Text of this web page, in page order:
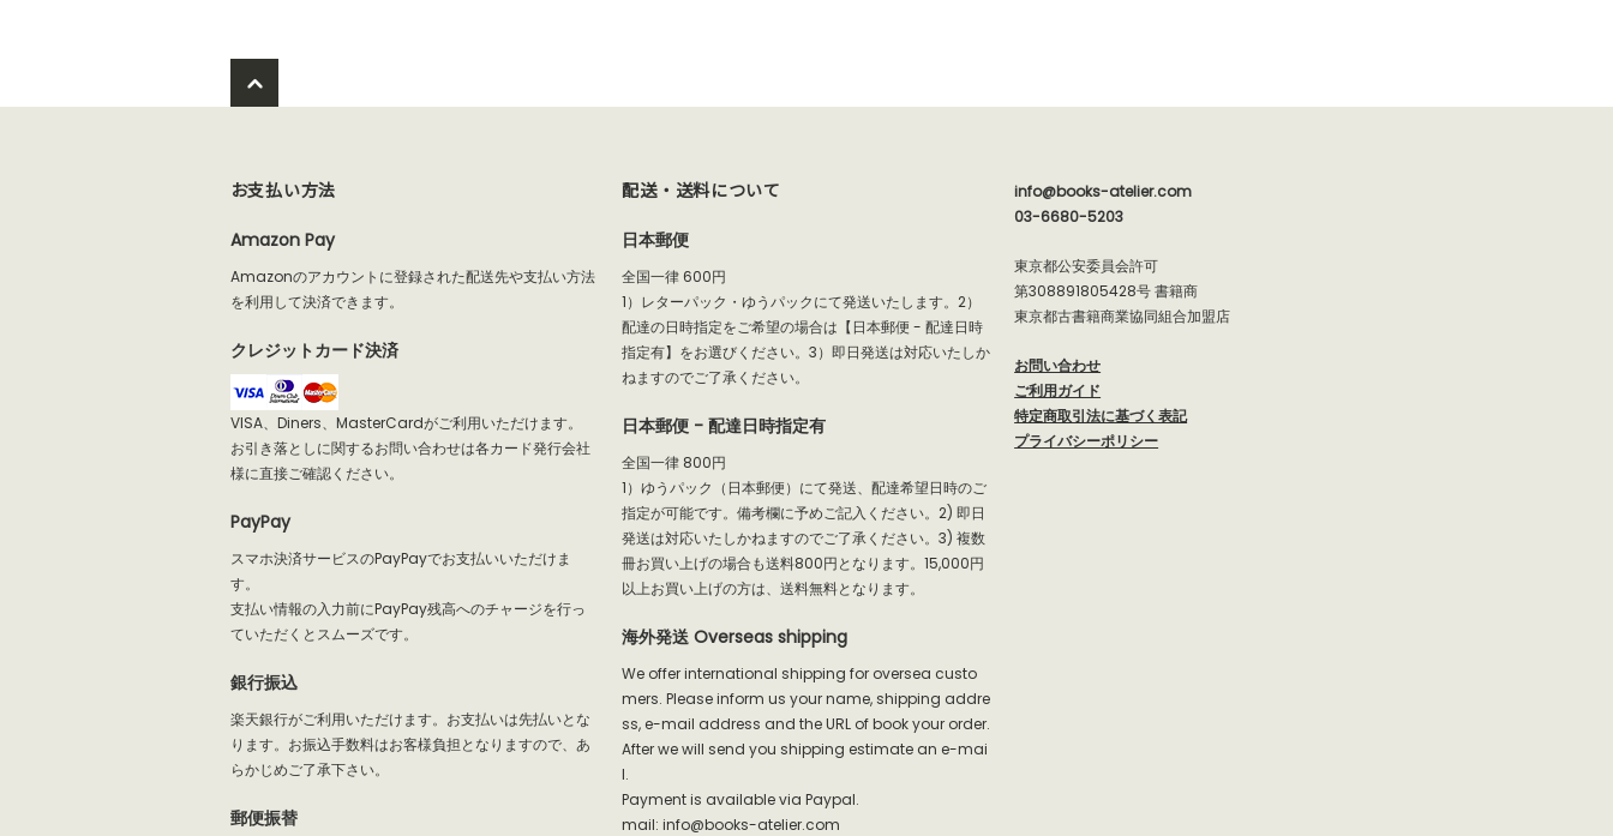
お支払い方法
Amazon Pay
Amazonのアカウントに登録された配送先や支払い方法
を利用して決済できます。
クレジットカード決済
VISA、Diners、MasterCardがご利用いただけます。
お引き落としに関するお問い合わせは各カード発行会社
様に直接ご確認ください。
PayPay
スマホ決済サービスのPayPayでお支払いいただけま
す。
支払い情報の入力前にPayPay残高へのチャージを行っ
ていただくとスムーズです。
銀行振込
楽天銀行がご利用いただけます。お支払いは先払いとな
ります。お振込手数料はお客様負担となりますので、あ
らかじめご了承下さい。
郵便振替
配送・送料について
日本郵便
全国一律 600円
1）レターパック・ゆうパックにて発送いたします。2）
配達の日時指定をご希望の場合は【日本郵便 - 配達日時
指定有】をお選びください。3）即日発送は対応いたしか
ねますのでご了承ください。
日本郵便 - 配達日時指定有
全国一律 800円
1）ゆうパック（日本郵便）にて発送、配達希望日時のご
指定が可能です。備考欄に予めご記入ください。2) 即日
発送は対応いたしかねますのでご了承ください。3) 複数
冊お買い上げの場合も送料800円となります。15,000円
以上お買い上げの方は、送料無料となります。
海外発送 Overseas shipping
We offer international shipping for oversea custo
mers. Please inform us your name, shipping addre
ss, e-mail address and the URL of book your order.
After we will send you shipping estimate an e-mai
l.
Payment is available via Paypal.
mail: info@books-atelier.com
info@books-atelier.com
03-6680-5203
東京都公安委員会許可
第308891805428号 書籍商
東京都古書籍商業協同組合加盟店
お問い合わせ
ご利用ガイド
特定商取引法に基づく表記
プライバシーポリシー